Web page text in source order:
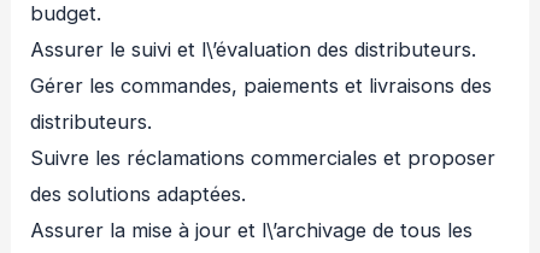
budget.
Assurer le suivi et l\’évaluation des distributeurs.
Gérer les commandes, paiements et livraisons des
distributeurs.
Suivre les réclamations commerciales et proposer
des solutions adaptées.
Assurer la mise à jour et l\’archivage de tous les